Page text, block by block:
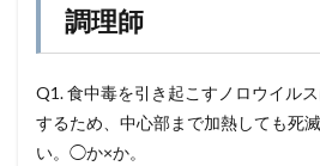
調理師
Q1. 食中毒を引き起こすノロウイル
するため、中心部まで加熱しても死
い。◯か×か。